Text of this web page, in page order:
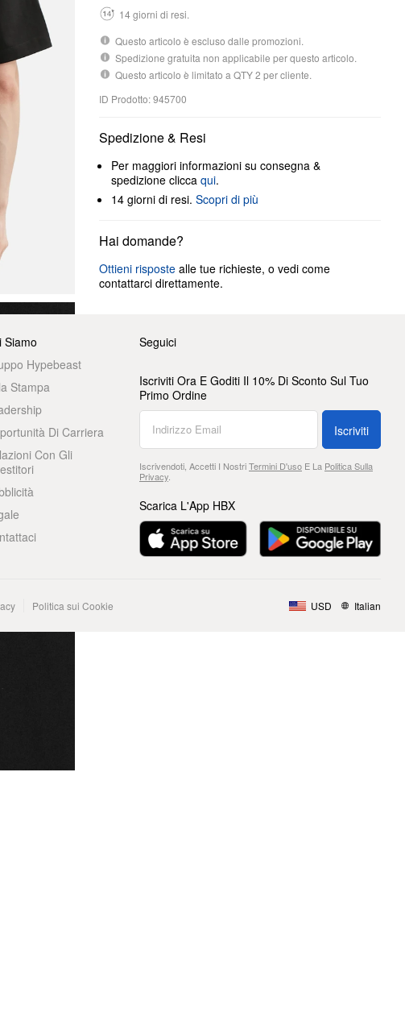
14 giorni di resi.
Questo articolo è escluso dalle promozioni.
Spedizione gratuita non applicabile per questo articolo.
Questo articolo è limitato a QTY 2 per cliente.
ID Prodotto: 945700
Spedizione & Resi
Per maggiori informazioni su consegna &
spedizione clicca qui.
14 giorni di resi. Scopri di più
Hai domande?
Ottieni risposte alle tue richieste, o vedi come
contattarci direttamente.
Siamo
Hypebeast
Stampa
Di Carriera
Con Gli
Seguici
Iscriviti Ora E Goditi Il 10% Di Sconto Sul Tuo
Primo Ordine
Iscriviti
Iscrivendoti, Accetti I NostriTermini D'usoE La Politica Sulla
Privacy.
Scarica L'App HBX
Politica sui Cookie USD Italian